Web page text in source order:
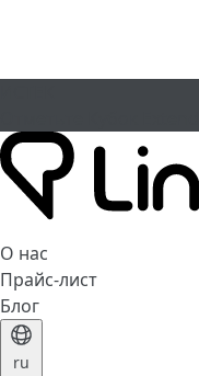
О нас
Прайс-лист
Блог
ru